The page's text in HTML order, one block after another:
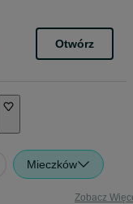
Otwórz
Mieczków
Zobacz